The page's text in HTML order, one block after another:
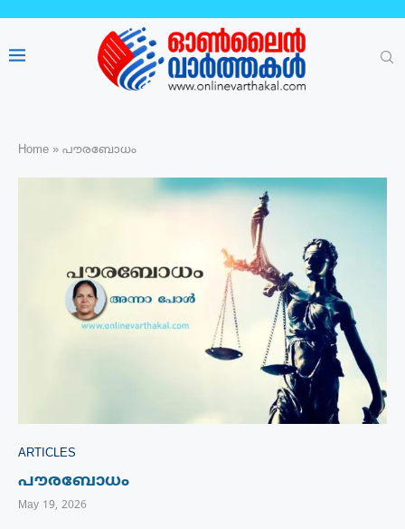
Home » പൗരബോധം
ARTICLES
പൗരബോധം
May 19, 2026